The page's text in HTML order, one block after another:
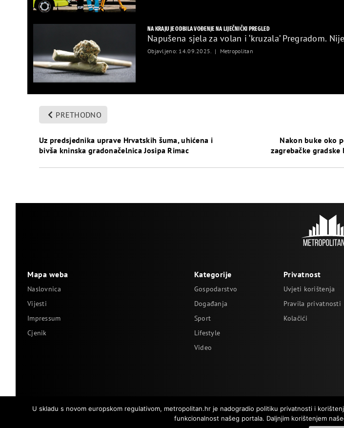
NA KRAJU JE ODBILA VOĐENJE NA LIJEČNIČKI PREGLED
Napušena sjela za volan i ‘kruzala’ Pregradom.
Objavljeno: 14.09.2025. Metropolitan
PRETHODNO
Uz predsjednika uprave Hrvatskih šuma, uhićena i
bivša kninska gradonačelnica Josipa Rimac
Nakon buke oko
zagrebačke
Mapa weba
Naslovnica
Vijesti
Impressum
Cjenik
Kategorije
Gospodarstvo
Događanja
Sport
Lifestyle
Video
Privatnost
Uvjeti korištenja
Pravila privatnosti
Kolačići
U skladu s novom europskom regulativom, metropolitan.hr je nadogradio politiku privatnosti i
funkcionalnost našeg portala. Daljnjim korištenjem